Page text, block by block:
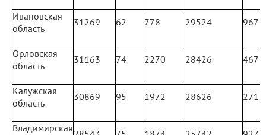
Ивановская
область
31269 62 778 29524 967
Орловская
область
31163 74 2270 28426 467
Калужская
область
30869 95 1972 28626 271
Владимирская